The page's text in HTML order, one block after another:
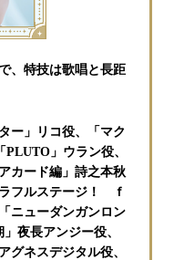
、特技は歌唱と長距
ー」リコ役、「マク
」ウラン役、
カード編」詩之本秋
フルステージ！ ｆ
ニューダンガンロン
夜長アンジー役、
グネスデジタル役、